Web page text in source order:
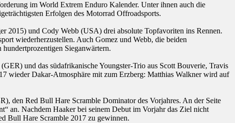
im World Extrem Enduro Kalender. Unter ihnen auch die
Erfolgen des Motorrad Offroadsports.
2015) und Cody Webb (USA) drei absolute Topfavoriten ins Rennen.
wiederherzustellen. Auch Gomez und Webb, die beiden
Sieganwärtern.
und das südafrikanische Youngster-Trio aus Scott Bouverie, Travis
wieder Dakar-Atmosphäre mit zum Erzberg: Matthias Walkner wird auf
den Red Bull Hare Scramble Dominator des Vorjahres. An der Seite
an. Nachdem Haaker bei seinem Debut im Vorjahr das Ziel nicht
Bull Hare Scramble 2017 zu gewinnen.